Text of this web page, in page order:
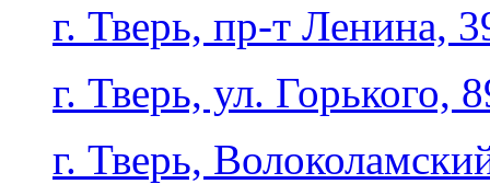
г. Тверь, пр-т Ленина,
г. Тверь, ул. Горького,
г. Тверь,